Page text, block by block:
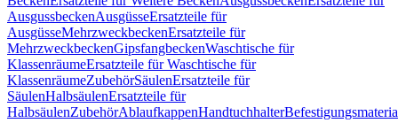
AusgussbeckenAusgüsseErsatzteile für
AusgüsseMehrzweckbeckenErsatzteile für
MehrzweckbeckenGipsfangbeckenWaschtische für
KlassenräumeErsatzteile für Waschtische für
KlassenräumeZubehörSäulenErsatzteile für
SäulenHalbsäulenErsatzteile für
HalbsäulenZubehörAblaufkappenHandtuchhalter